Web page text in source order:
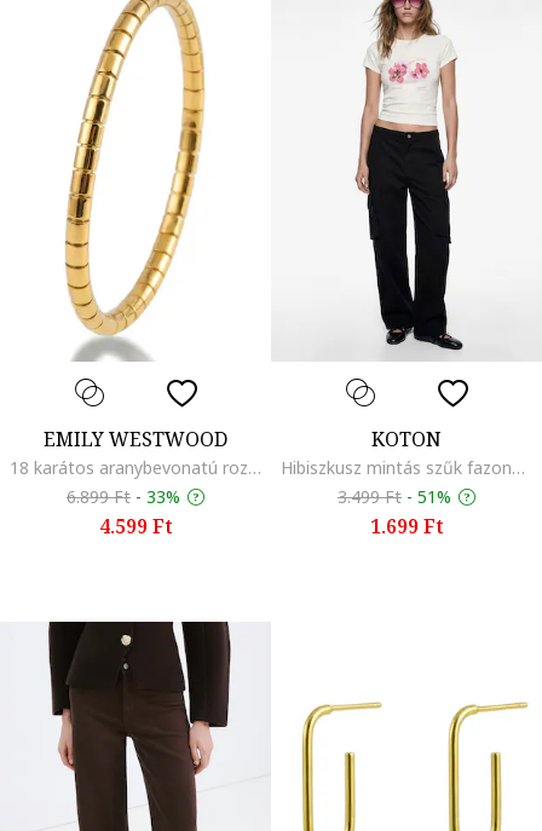
EMILY WESTWOOD
18 karátos aranybevonatú rozsdamentes acél karkötő, Aranyszín
6.899 Ft - 33%
4.599 Ft
KOTON
Hibiszkusz mintás szűk fazonú póló, Törtfehér/Rózsaszín
3.499 Ft - 51%
1.699 Ft